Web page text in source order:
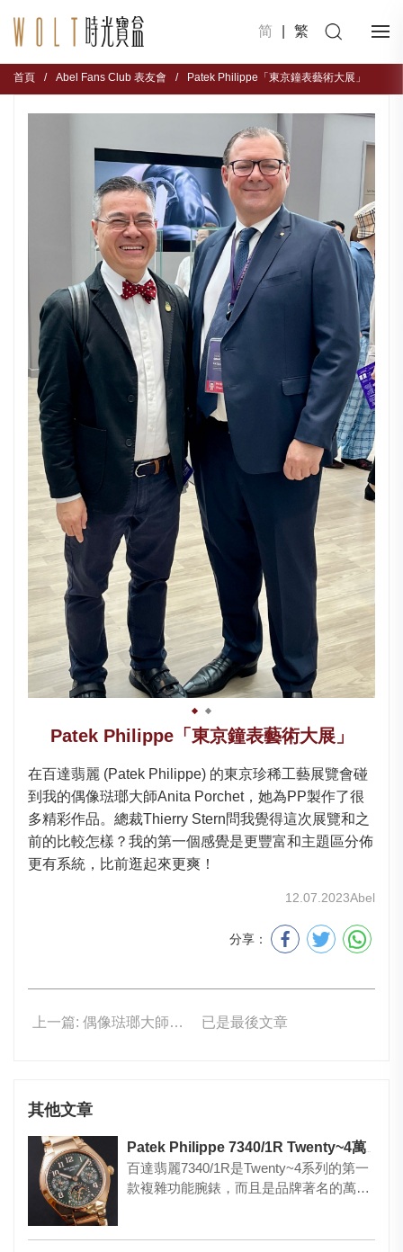
简 繁
首頁 / Abel Fans Club 表友會 / Patek Philippe「東京鐘表藝術大展」
Patek Philippe「東京鐘表藝術大展」
在百達翡麗 (Patek Philippe) 的東京珍稀工藝展覽會碰
到我的偶像琺瑯大師Anita Porchet，她為PP製作了很
多精彩作品。總裁Thierry Stern問我覺得這次展覽和之
前的比較怎樣？我的第一個感覺是更豐富和主題區分佈
更有系統，比前逛起來更爽！
12.07.2023Abel
分享：
上一篇: 偶像琺瑯大師Anita Porchet創作的作品 已是最後文章
其他文章
百達翡麗7340/1R是Twenty~4系列的第一
款複雜功能腕錶，而且是品牌著名的萬年